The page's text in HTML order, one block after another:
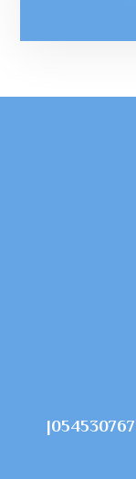
شركة تنظيف فلل في العين |0545307678|